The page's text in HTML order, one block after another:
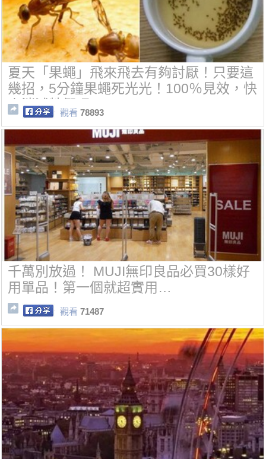
夏天「果蠅」飛來飛去有夠討厭！只要這
幾招，5分鐘果蠅死光光！100％見效，快
來消滅牠們吧~
觀看 78893
千萬別放過！ MUJI無印良品必買30樣好
用單品！第一個就超實用…
觀看 71487